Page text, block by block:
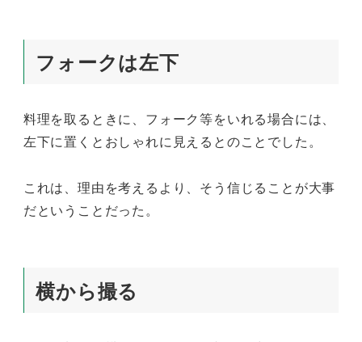
フォークは左下
料理を取るときに、フォーク等をいれる場合には、
左下に置くとおしゃれに見えるとのことでした。
これは、理由を考えるより、そう信じることが大事
だということだった。
横から撮る